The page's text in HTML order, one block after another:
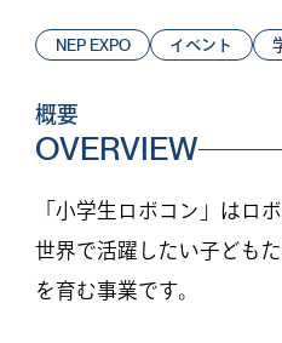
NEP EXPO イベント
OVERVIEW
概要
「小学生ロボコン」はロ
世界で活躍したい子ども
を育む事業です。